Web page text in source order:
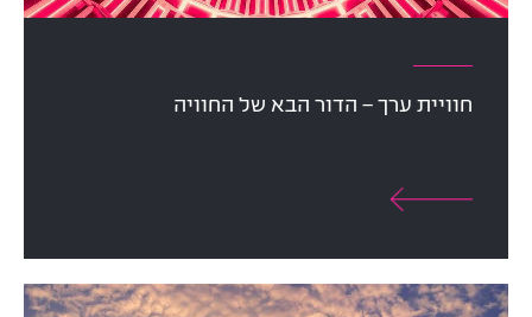
חוויית ערך – הדור הבא של החוויה